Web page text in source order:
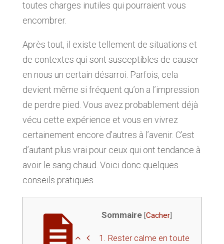
toutes charges inutiles qui pourraient vous
encombrer.
Après tout, il existe tellement de situations et
de contextes qui sont susceptibles de causer
en nous un certain désarroi. Parfois, cela
devient même si fréquent qu’on a l’impression
de perdre pied. Vous avez probablement déjà
vécu cette expérience et vous en vivrez
certainement encore d’autres à l’avenir. C’est
d’autant plus vrai pour ceux qui ont tendance à
avoir le sang chaud. Voici donc quelques
conseils pratiques.
Sommaire [Cacher]
1. Rester calme en toute